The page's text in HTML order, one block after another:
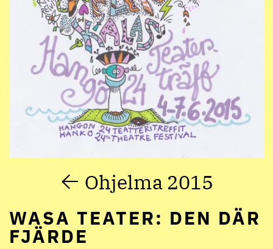
Ohjelma 2015
WASA TEATER: DEN DÄR
FJÄRDE